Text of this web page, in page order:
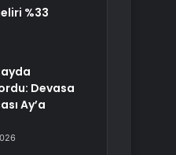
%33
Devasa
Ay’a